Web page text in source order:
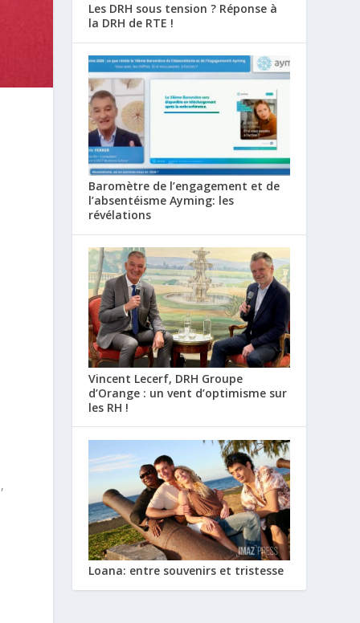
Les DRH sous tension ? Réponse à
la DRH de RTE !
Baromètre de l’engagement et de
l’absentéisme Ayming: les
révélations
Vincent Lecerf, DRH Groupe
d’Orange : un vent d’optimisme sur
les RH !
Loana: entre souvenirs et tristesse